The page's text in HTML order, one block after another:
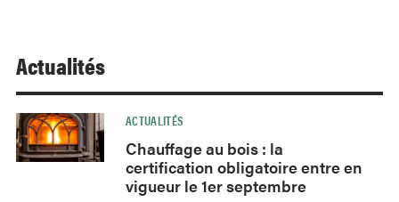
Actualités
ACTUALITÉS
Chauffage au bois : la
certification obligatoire entre en
vigueur le 1er septembre